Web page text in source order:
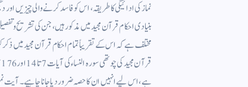
نمازکی ادائیگی کا طریقہ ، اس کو فاسد کرنے والی چیزیں
بنیادی احکام قرآن مجید میں مذکور ہیں ، جن کی
مختلف ہے کہ اس کے تقریباً تمام احکام قرآن مجید میں